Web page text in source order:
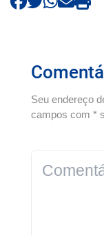
Seu endereço
campos com *